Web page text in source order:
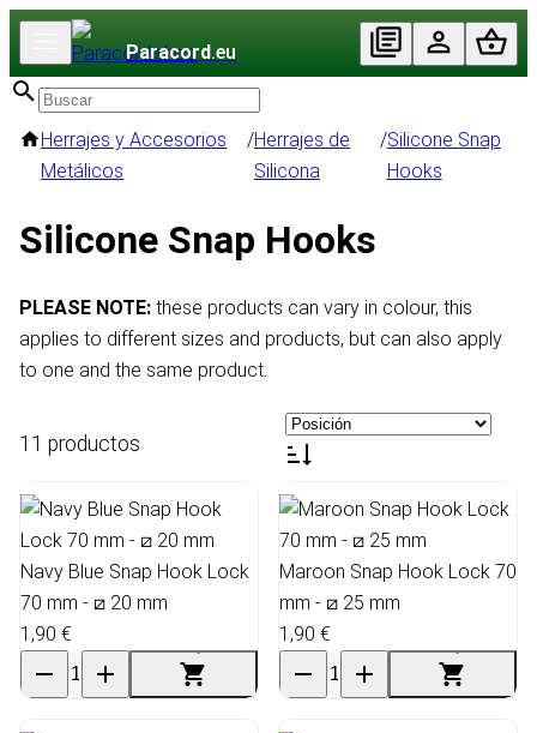
Paracord.eu
Herrajes y Accesorios
Metálicos
/Herrajes de
Silicona
/Silicone Snap
Hooks
Silicone Snap Hooks
PLEASE NOTE: these products can vary in colour, this
applies to different sizes and products, but can also apply
to one and the same product.
11 productos
Navy Blue Snap Hook Lock
70 mm - ⧄ 20 mm
1,90 €
Maroon Snap Hook Lock 70
mm - ⧄ 25 mm
1,90 €